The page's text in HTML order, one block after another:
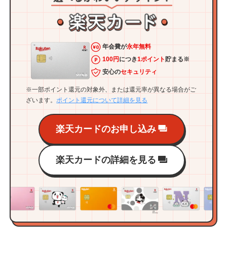
年会費が永年無料
100円 につき1ポイント貯まる※
安心のセキュリティ
※一部ポイント還元の対象外、または還元率が異なる場合がご
ざいます。 ポイント還元について詳細を見る
楽天カードのお申し込み
楽天カードの詳細を見る